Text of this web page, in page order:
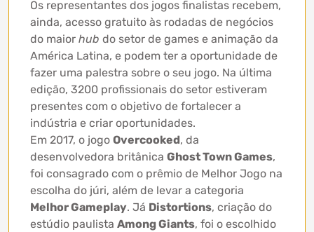
Os representantes dos jogos finalistas recebem,
ainda, acesso gratuito às rodadas de negócios
do maior hub do setor de games e animação da
América Latina, e podem ter a oportunidade de
fazer uma palestra sobre o seu jogo. Na última
edição, 3200 profissionais do setor estiveram
presentes com o objetivo de fortalecer a
indústria e criar oportunidades.
Em 2017, o jogo Overcooked, da
desenvolvedora britânica Ghost Town Games,
foi consagrado com o prêmio de Melhor Jogo na
escolha do júri, além de levar a categoria
Melhor Gameplay. Já Distortions, criação do
estúdio paulista Among Giants, foi o escolhido